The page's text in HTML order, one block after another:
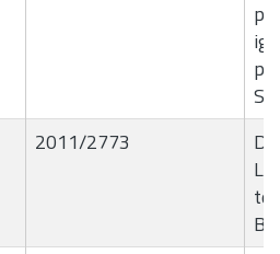
2011/2773